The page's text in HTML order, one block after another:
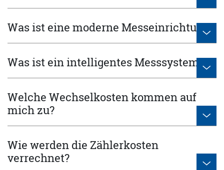
Was ist eine moderne Messeinrichtung?
Was ist ein intelligentes Messsystem?
Welche Wechselkosten kommen auf
mich zu?
Wie werden die Zählerkosten
verrechnet?